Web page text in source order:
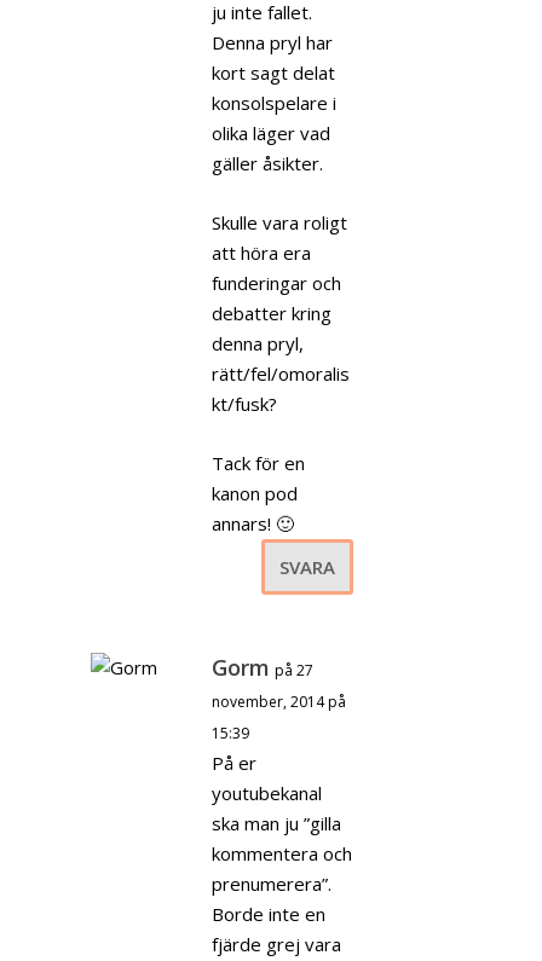
ju inte fallet.
Denna pryl har
kort sagt delat
konsolspelare i
olika läger vad
gäller åsikter.
Skulle vara roligt
att höra era
funderingar och
debatter kring
denna pryl,
rätt/fel/omoralis
kt/fusk?
Tack för en
kanon pod
annars! 🙂
SVARA
Gorm på 27
november, 2014 på
15:39
På er
youtubekanal
ska man ju ”gilla
kommentera och
prenumerera”.
Borde inte en
fjärde grej vara